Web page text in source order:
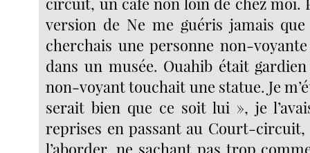
version de Ne me guéris jamais que
cherchais une personne non-
dans un musée. Ouahib était
non-voyant touchait une statue. Je
serait bien que ce soit lui », je
reprises en passant au Court-circuit,
l’aborder, ne sachant pas trop